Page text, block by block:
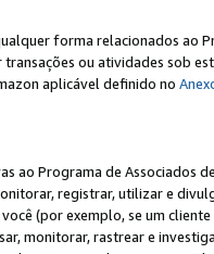
forma relacionados ao
ou atividades sob
aplicável definido no
ao Programa de Associados
registrar, utilizar e
(por exemplo, se um
monitorar, rastrear e